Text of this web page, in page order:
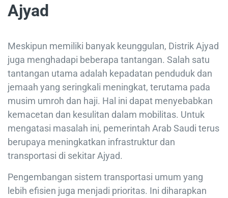
Ajyad
Meskipun memiliki banyak keunggulan, Distrik Ajyad
juga menghadapi beberapa tantangan. Salah satu
tantangan utama adalah kepadatan penduduk dan
jemaah yang seringkali meningkat, terutama pada
musim umroh dan haji. Hal ini dapat menyebabkan
kemacetan dan kesulitan dalam mobilitas. Untuk
mengatasi masalah ini, pemerintah Arab Saudi terus
berupaya meningkatkan infrastruktur dan
transportasi di sekitar Ajyad.
Pengembangan sistem transportasi umum yang
lebih efisien juga menjadi prioritas. Ini diharapkan